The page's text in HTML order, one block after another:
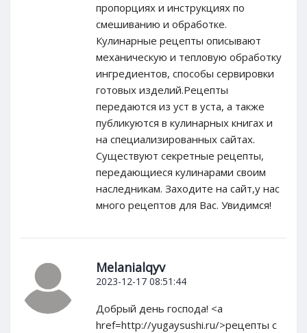
пропорциях и инструкциях по
смешиванию и обработке.
Кулинарные рецепты описывают
механическую и тепловую обработку
ингредиентов, способы сервировки
готовых изделий.Рецепты
передаются из уст в уста, а также
публикуются в кулинарных книгах и
на специализированных сайтах.
Существуют секретные рецепты,
передающиеся кулинарами своим
наследникам. Заходите на сайт,у нас
много рецептов для Вас. Увидимся!
Melanialqyv
2023-12-17 08:51:44
Добрый день господа! <a
href=http://yugaysushi.ru/>рецепты с